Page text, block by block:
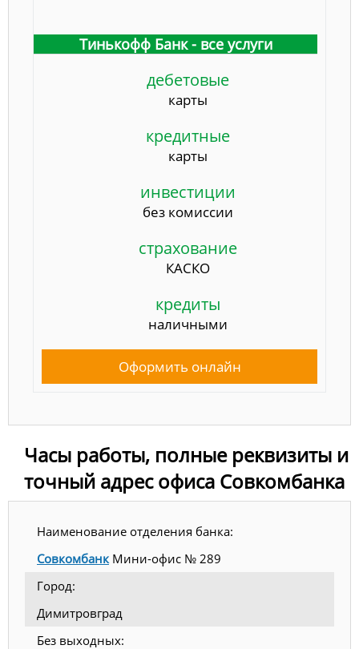
Тинькофф Банк - все услуги
дебетовые
карты
кредитные
карты
инвестиции
без комиссии
страхование
КАСКО
кредиты
наличными
Оформить онлайн
Часы работы, полные реквизиты и
точный адрес офиса Совкомбанка
Наименование отделения банка:
СовкомбанкМини-офис № 289
Город:
Димитровград
Без выходных: